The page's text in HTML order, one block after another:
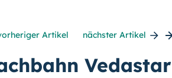
Artikel nächster Artikel
Vedastar